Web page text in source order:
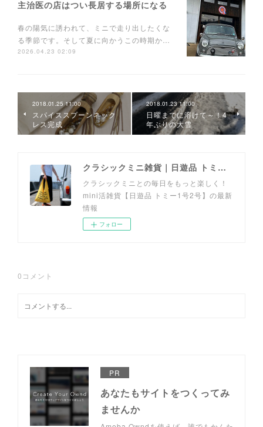
主治医の店はつい長居する場所になる
春の陽気に誘われて、ミニで走り出したくな
る季節です。そして夏に向かうこの時期か…
2026.04.23 02:09
2018.01.25 11:00
スパイススプーンネック
レス完成
2018.01.23 11:00
日曜までに溶けて～！4
年ぶりの大雪
クラシックミニ雑貨｜日遊品 トミー1号2号
クラシックミニとの毎日をもっと楽しく！
mini活雑貨【日遊品 トミー1号2号】の最新
情報
フォロー
0 コメント
PR
あなたもサイトをつくってみ
ませんか